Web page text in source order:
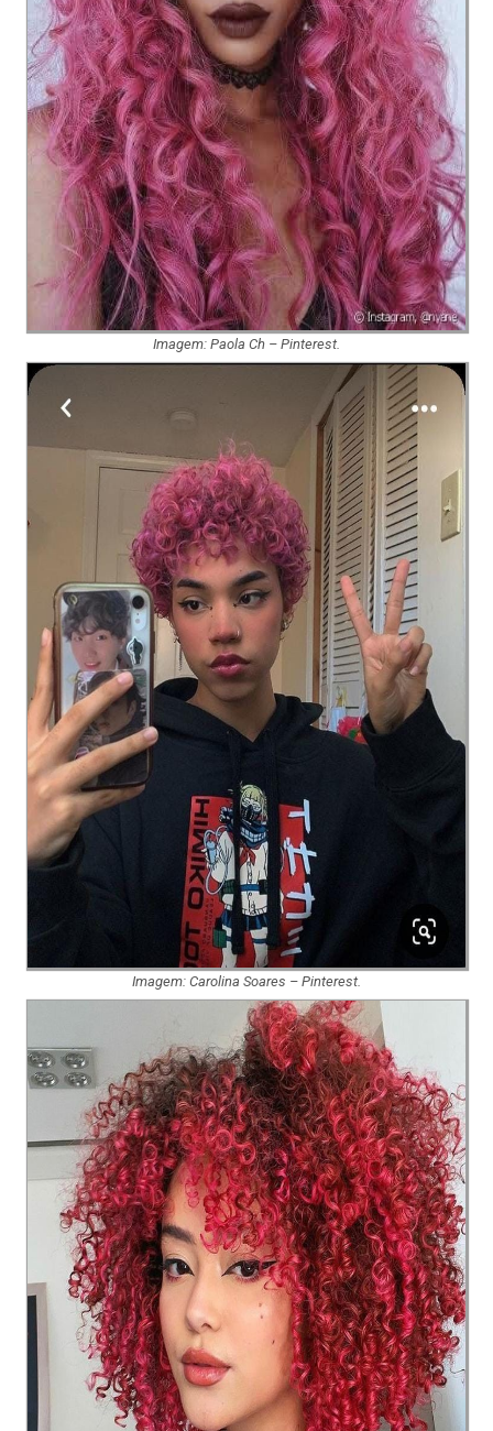
Imagem: Paola Ch – Pinterest.
Imagem: Carolina Soares – Pinterest.